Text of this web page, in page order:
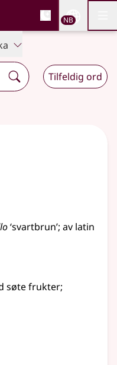
og
NB
Tilfeldig ord
‘svartbrun’; av latin
søte frukter;